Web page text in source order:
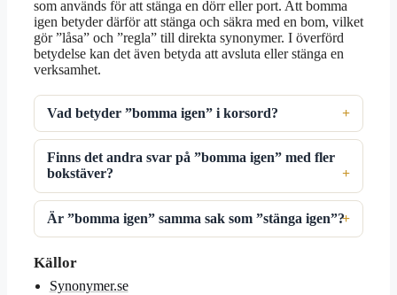
som används för att stänga en dörr eller port. Att bomma
igen betyder därför att stänga och säkra med en bom, vilket
gör ”låsa” och ”regla” till direkta synonymer. I överförd
betydelse kan det även betyda att avsluta eller stänga en
verksamhet.
Vad betyder ”bomma igen” i korsord?
Finns det andra svar på ”bomma igen” med fler
bokstäver?
Är ”bomma igen” samma sak som ”stänga igen”?
Källor
Synonymer.se